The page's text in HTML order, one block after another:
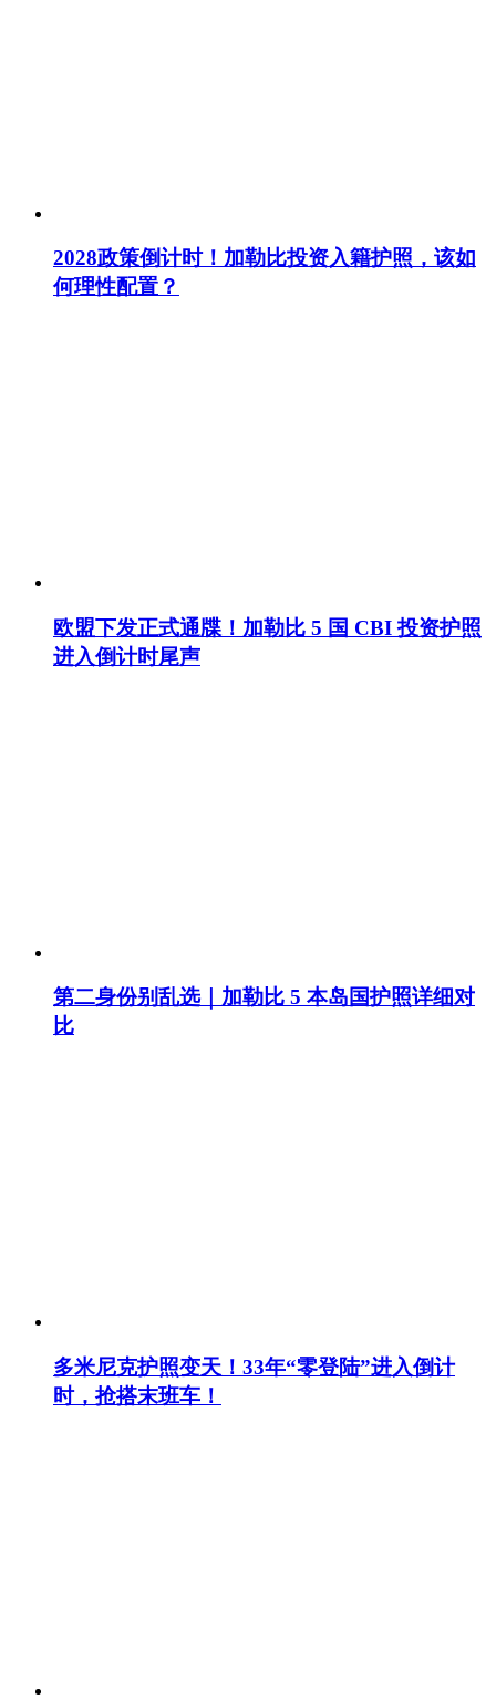
2028政策倒计时！加勒比投资入籍护照，该如
何理性配置？
欧盟下发正式通牒！加勒比 5 国 CBI 投资护照
进入倒计时尾声
第二身份别乱选｜加勒比 5 本岛国护照详细对
比
多米尼克护照变天！33年“零登陆”进入倒计
时，抢搭末班车！